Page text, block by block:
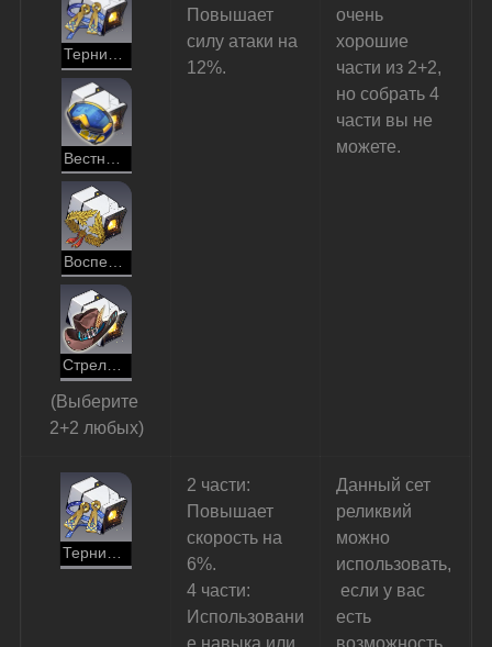
Тернистый путь священника
Стрелок дикой пшеницы
(Выберите
2+2 любых)
Повышает
силу атаки на
12%.
очень
хорошие
части из 2+2,
но собрать 4
части вы не
можете.
2 части:
Повышает
скорость на
6%.
4 части:
Использовани
Данный сет
реликвий
можно
использовать,
если у вас
есть